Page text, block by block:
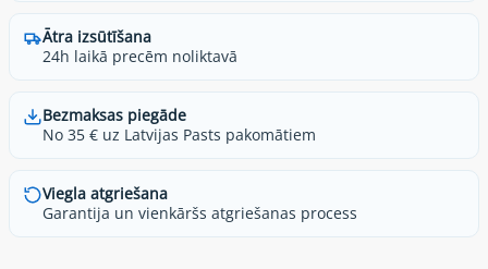
Ātra izsūtīšana
24h laikā precēm noliktavā
Bezmaksas piegāde
No 35 € uz Latvijas Pasts pakomātiem
Viegla atgriešana
Garantija un vienkāršs atgriešanas process